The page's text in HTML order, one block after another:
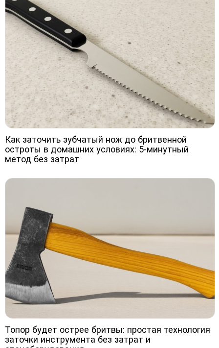
Как заточить зубчатый нож до бритвенной
остроты в домашних условиях: 5-минутный
метод без затрат
Топор будет острее бритвы: простая технология
заточки инструмента без затрат и